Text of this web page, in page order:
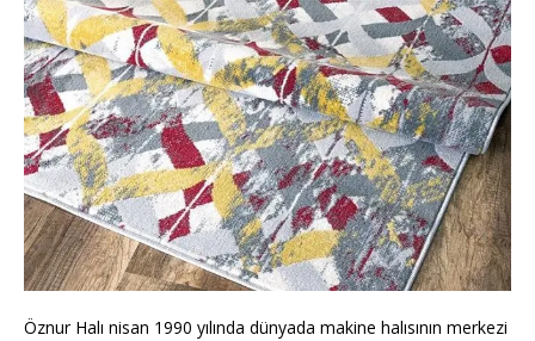
Öznur Halı nisan 1990 yılında dünyada makine halısının merkezi